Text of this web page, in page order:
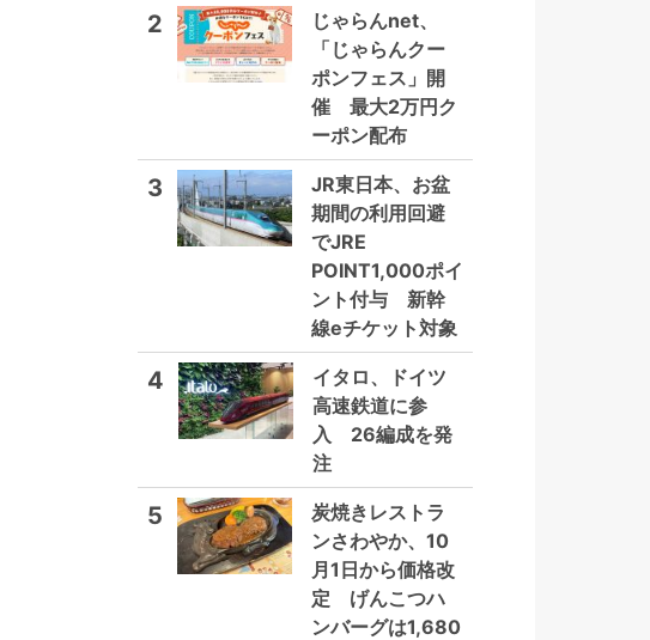
2
じゃらんnet、
「じゃらんクー
ポンフェス」開
催 最大2万円ク
ーポン配布
3
JR東日本、お盆
期間の利用回避
でJRE
POINT1,000ポイ
ント付与 新幹
線eチケット対象
4
イタロ、ドイツ
高速鉄道に参
入 26編成を発
注
5
炭焼きレストラ
ンさわやか、10
月1日から価格改
定 げんこつハ
ンバーグは1,680